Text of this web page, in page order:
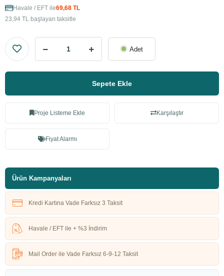
Havale / EFT ile69,68 TL
23,94 TL başlayan taksitle
Adet
Sepete Ekle
Proje Listeme Ekle Karşılaştır
Fiyat Alarmı
Ürün Kampanyaları
Kredi Kartına Vade Farksız 3 Taksit
Havale / EFT ile + %3 İndirim
Mail Order ile Vade Farksız 6-9-12 Taksit